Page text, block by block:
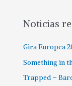
p
r
:
Noticias
Gira Europea
Something in
Trapped –